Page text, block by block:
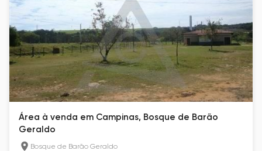
Área à venda em Campinas, Bosque de Barão
Geraldo
Bosque de Barão Geraldo